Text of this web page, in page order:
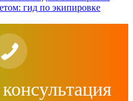
гид по экипировке